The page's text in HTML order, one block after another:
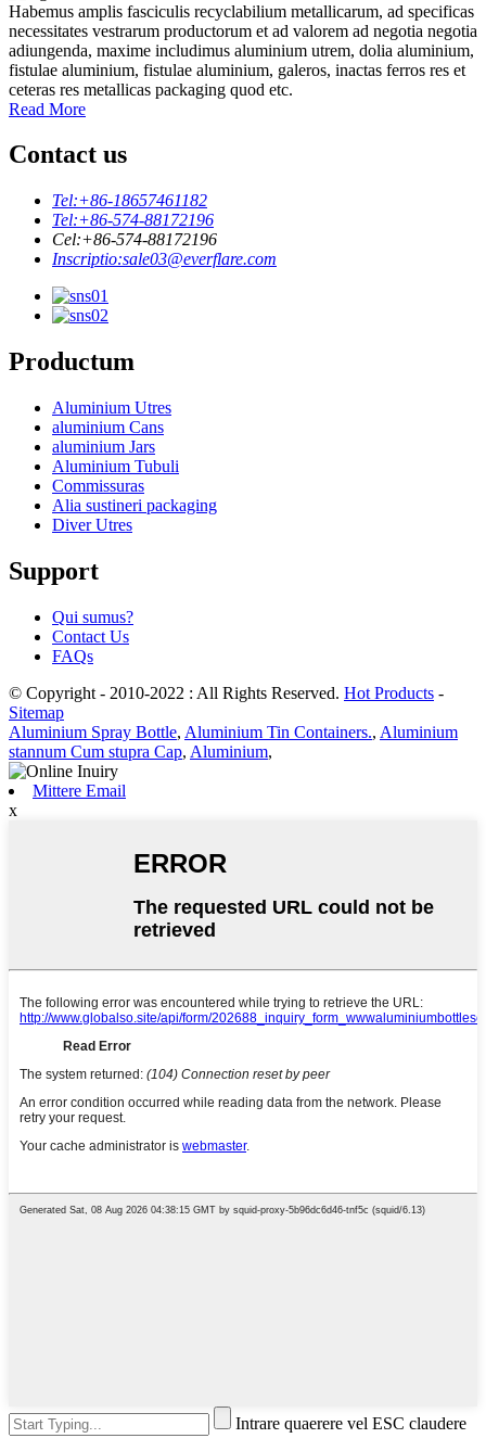
Habemus amplis fasciculis recyclabilium metallicarum, ad specificas
necessitates vestrarum productorum et ad valorem ad negotia negotia
adiungenda, maxime includimus aluminium utrem, dolia aluminium,
fistulae aluminium, fistulae aluminium, galeros, inactas ferros res et
ceteras res metallicas packaging quod etc.
Read More
Contact us
Tel:+86-18657461182
Tel:+86-574-88172196
Cel:+86-574-88172196
Inscriptio:sale03@everflare.com
Productum
Aluminium Utres
aluminium Cans
aluminium Jars
Aluminium Tubuli
Commissuras
Alia sustineri packaging
Diver Utres
Support
Qui sumus?
Contact Us
FAQs
© Copyright - 2010-2022 : All Rights Reserved. Hot Products -
Sitemap
Aluminium Spray Bottle, Aluminium Tin Containers., Aluminium
stannum Cum stupra Cap, Aluminium,
Mittere Email
x
Intrare quaerere vel ESC claudere